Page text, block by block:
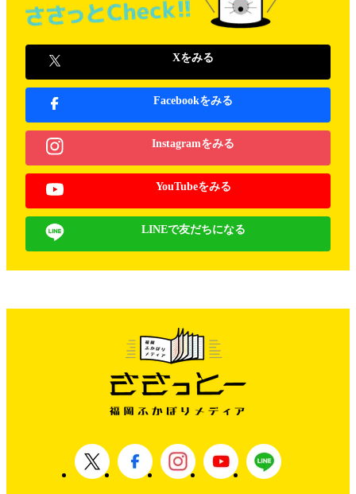
Xをみる
Facebookをみる
Instagramをみる
YouTubeをみる
LINEで友だちになる